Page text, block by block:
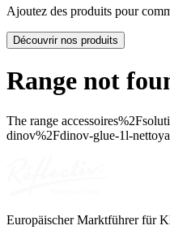
Ajoutez des produits pour
Découvrir nos produits
Range not
The range
dinov%2Fdinov-glue-1l-
Europäischer Marktführer für